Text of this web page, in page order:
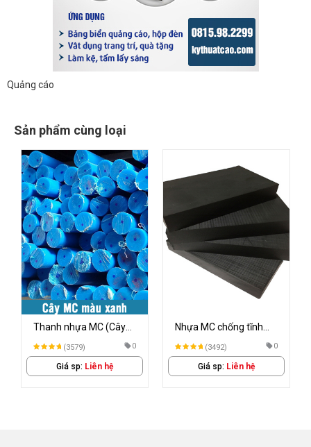
Quảng cáo
Sản phẩm cùng loại
Nhựa MC chống tĩnh
điện
(3492) 0
Giá sp: Liên hệ
Nhựa MC trắng
(6815) 0
Giá sp: Liên hệ